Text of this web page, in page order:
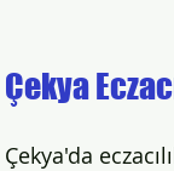
Çekya
Çekya'da